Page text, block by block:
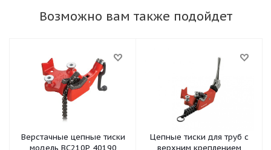
Возможно вам также подойдет
Верстачные цепные тиски
модель BC210P 40190
Цепные тиски для труб с
верхним креплением